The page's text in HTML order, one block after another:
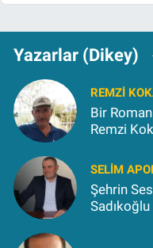
Yazarlar (Dikey)
REMZI
Bir
Remzi
SELIM
Şehrin
Sadıkoğlu